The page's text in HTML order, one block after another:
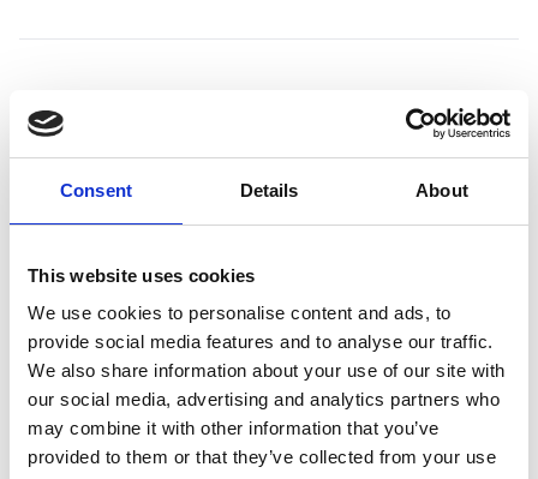
Consent Details About
This website uses cookies
We use cookies to personalise content and ads, to
provide social media features and to analyse our traffic.
We also share information about your use of our site with
our social media, advertising and analytics partners who
may combine it with other information that you’ve
provided to them or that they’ve collected from your use
Productspecificaties
Gewicht
0.9 kg
Artikelcode
AB30039
EAN
5400956300394